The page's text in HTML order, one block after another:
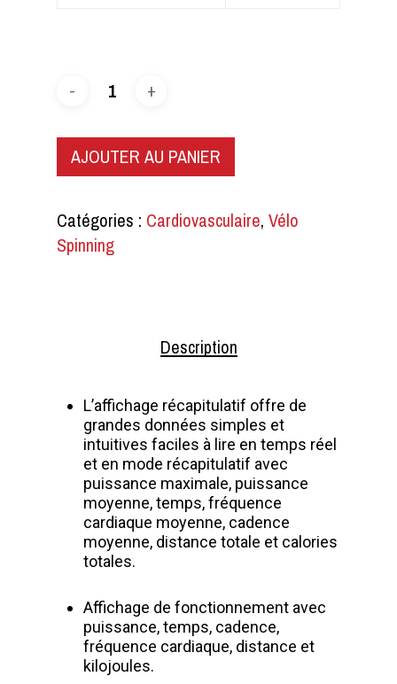
AJOUTER AU PANIER
Catégories : Cardiovasculaire, Vélo
Spinning
Description
L’affichage récapitulatif offre de
grandes données simples et
intuitives faciles à lire en temps réel
et en mode récapitulatif avec
puissance maximale, puissance
moyenne, temps, fréquence
cardiaque moyenne, cadence
moyenne, distance totale et calories
totales.
Affichage de fonctionnement avec
puissance, temps, cadence,
fréquence cardiaque, distance et
kilojoules.